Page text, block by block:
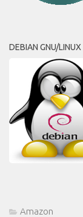
DEBIAN GNU/LINUX
Amazon